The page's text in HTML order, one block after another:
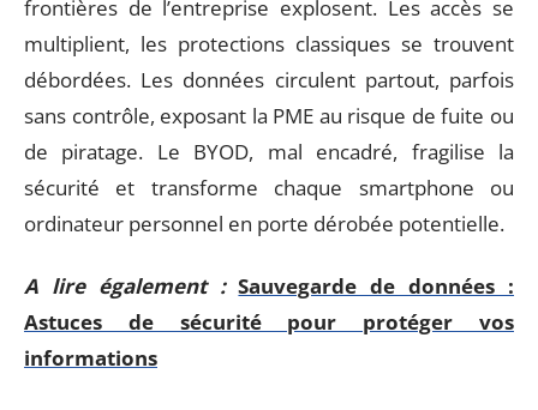
frontières de l’entreprise explosent. Les accès se
multiplient, les protections classiques se trouvent
débordées. Les données circulent partout, parfois
sans contrôle, exposant la PME au risque de fuite ou
de piratage. Le BYOD, mal encadré, fragilise la
sécurité et transforme chaque smartphone ou
ordinateur personnel en porte dérobée potentielle.
A lire également : Sauvegarde de données :
Astuces de sécurité pour protéger vos
informations